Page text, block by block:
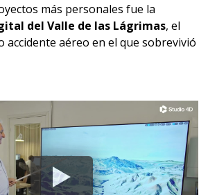
más personales fue la
del Valle de las Lágrimas, el
accidente aéreo en el que sobrevivió